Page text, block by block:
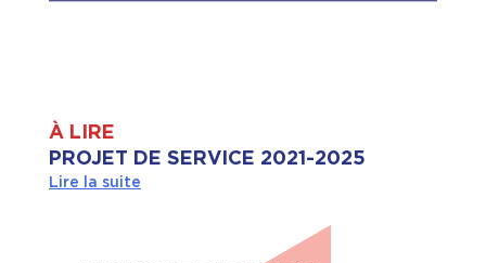
À LIRE
PROJET DE SERVICE 2021-2025
Lire la suite